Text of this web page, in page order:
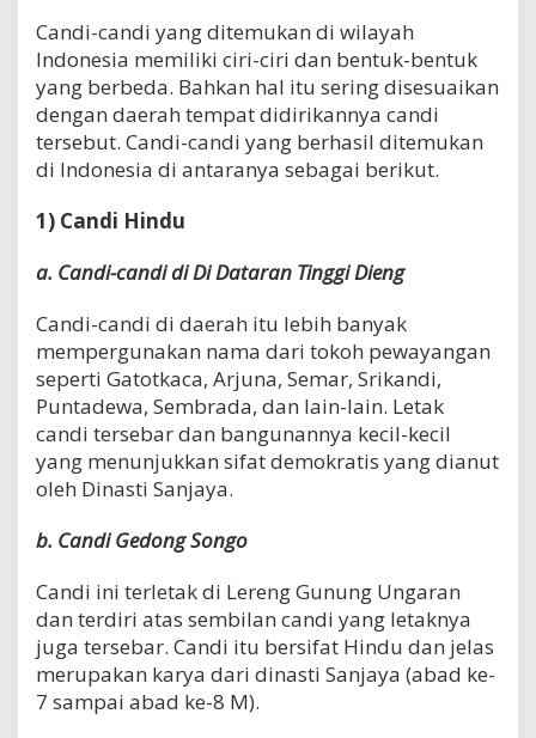
Candi-candi yang ditemukan di wilayah
Indonesia memiliki ciri-ciri dan bentuk-bentuk
yang berbeda. Bahkan hal itu sering disesuaikan
dengan daerah tempat didirikannya candi
tersebut. Candi-candi yang berhasil ditemukan
di Indonesia di antaranya sebagai berikut.
1) Candi Hindu
a. Candi-candi di Di Dataran Tinggi Dieng
Candi-candi di daerah itu lebih banyak
mempergunakan nama dari tokoh pewayangan
seperti Gatotkaca, Arjuna, Semar, Srikandi,
Puntadewa, Sembrada, dan lain-lain. Letak
candi tersebar dan bangunannya kecil-kecil
yang menunjukkan sifat demokratis yang dianut
oleh Dinasti Sanjaya.
b. Candi Gedong Songo
Candi ini terletak di Lereng Gunung Ungaran
dan terdiri atas sembilan candi yang letaknya
juga tersebar. Candi itu bersifat Hindu dan jelas
merupakan karya dari dinasti Sanjaya (abad ke-
7 sampai abad ke-8 M).